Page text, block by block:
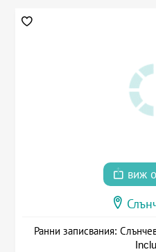
виж
Ранни записвания: